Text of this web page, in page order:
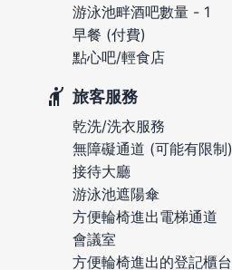
游泳池畔酒吧數量 - 1
早餐 (付費)
點心吧/輕食店
旅客服務
乾洗/洗衣服務
無障礙通道 (可能有限制)
接待大廳
游泳池遮陽傘
方便輪椅進出電梯通道
會議室
方便輪椅進出的登記櫃台